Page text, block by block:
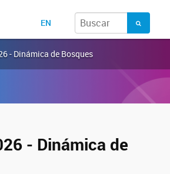
EN
- Dinámica de Bosques
- Dinámica de